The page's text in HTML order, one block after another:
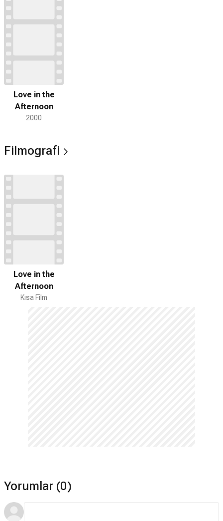
Love in the
Afternoon
2000
Filmografi
Love in the
Afternoon
Kısa Film
Yorumlar (0)